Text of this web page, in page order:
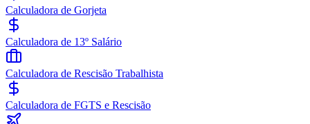
Calculadora de Gorjeta
Calculadora de 13º Salário
Calculadora de Rescisão Trabalhista
Calculadora de FGTS e Rescisão